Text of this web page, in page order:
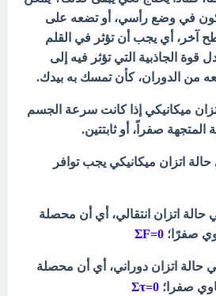
في وضع رأسي، أو تضعه على
آخر، أي يجب أن تؤثر في القلم
قوة الجاذبية التي تؤثر فيه إلى
من الدوران، كأن تمسك به بيدك.
ميكانيكي إذا كانت سرعة الجسم
المتجهة صفراً، أو ثابتتين.
اتزان ميكانيكي يجب توافر
اتزان انتقالي، أي أن محصلة
صفرًا؛ 0=Σ
F
اتزان دوراني، أي أن محصلة
صفرا؛ 0=Σ
τ